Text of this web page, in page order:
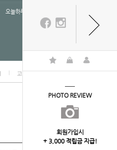
오늘하루 열지않음
고객센터 ㅣ
PHOTO REVIEW
회원가입시
+ 3,000 적립금 지급!